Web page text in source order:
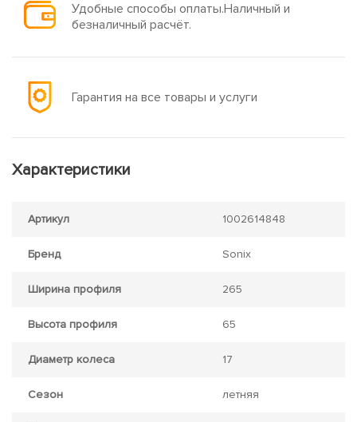
Удобные способы оплаты.Наличный и
безналичный расчёт.
Гарантия на все товары и услуги
Характеристики
Артикул 1002614848
Бренд Sonix
Ширина профиля 265
Высота профиля 65
Диаметр колеса 17
Сезон летняя